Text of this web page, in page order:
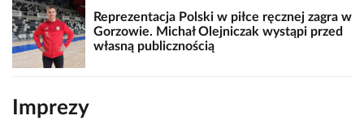
Reprezentacja Polski w piłce ręcznej zagra w
Gorzowie. Michał Olejniczak wystąpi przed
własną publicznością
Imprezy